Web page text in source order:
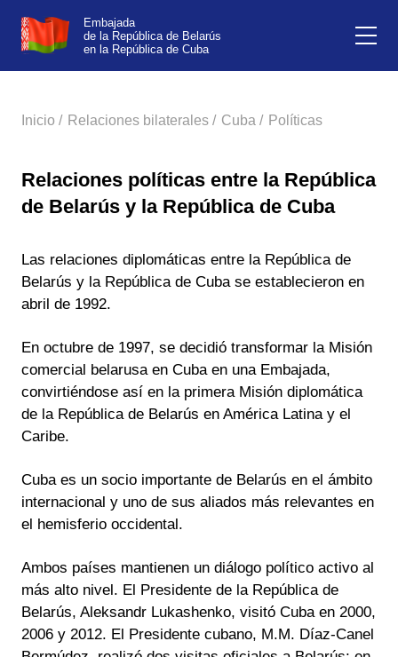
Embajada
de la República de Belarús
en la República de Cuba
Inicio / Relaciones bilaterales / Cuba / Políticas
Relaciones políticas entre la República
de Belarús y la República de Cuba
Las relaciones diplomáticas entre la República de
Belarús y la República de Cuba se establecieron en
abril de 1992.
En octubre de 1997, se decidió transformar la Misión
comercial belarusa en Cuba en una Embajada,
convirtiéndose así en la primera Misión diplomática
de la República de Belarús en América Latina y el
Caribe.
Cuba es un socio importante de Belarús en el ámbito
internacional y uno de sus aliados más relevantes en
el hemisferio occidental.
Ambos países mantienen un diálogo político activo al
más alto nivel. El Presidente de la República de
Belarús, Aleksandr Lukashenko, visitó Cuba en 2000,
2006 y 2012. El Presidente cubano, M.M. Díaz-Canel